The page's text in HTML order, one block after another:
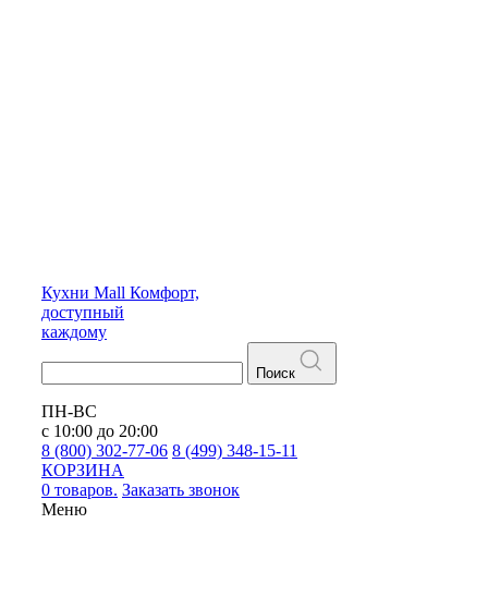
Кухни Mall Комфорт,
доступный
каждому
Поиск
ПН-ВС
с 10:00 до 20:00
8 (800) 302-77-06 8 (499) 348-15-11
КОРЗИНА
0 товаров. Заказать звонок
Меню